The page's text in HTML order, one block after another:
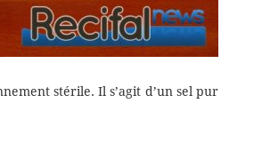
stérile. Il s’agit d’un sel pur